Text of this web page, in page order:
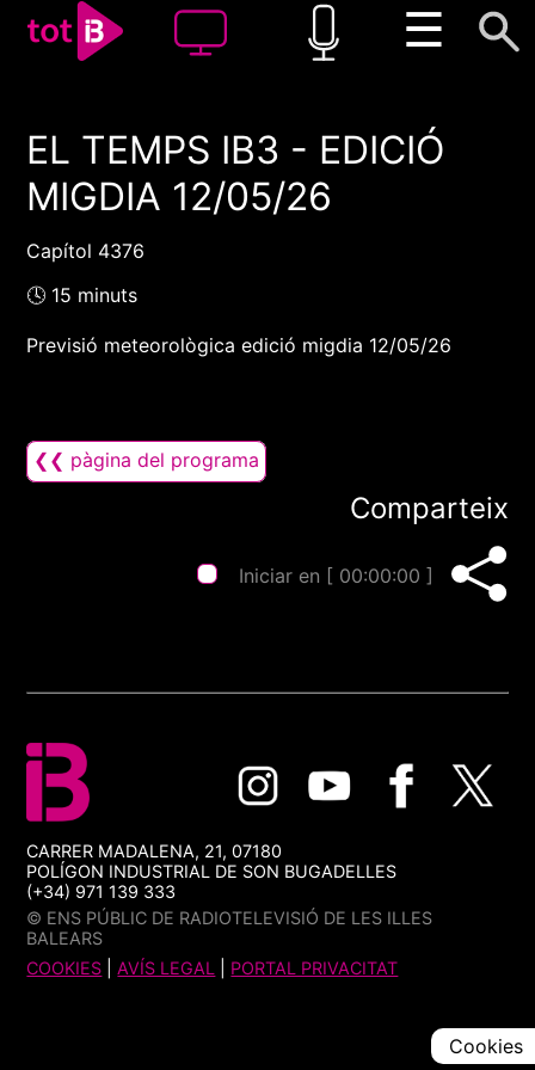
☰
00:00 00:00
1x
EL TEMPS IB3 - EDICIÓ
MIGDIA 12/05/26
Capítol 4376
🕓 15 minuts
Previsió meteorològica edició migdia 12/05/26
❮❮ pàgina del programa
Comparteix
Iniciar en [ 00:00:00 ]
CARRER MADALENA, 21, 07180
POLÍGON INDUSTRIAL DE SON BUGADELLES
(+34) 971 139 333
© ENS PÚBLIC DE RADIOTELEVISIÓ DE LES ILLES
BALEARS
COOKIES |AVÍS LEGAL PORTAL PRIVACITAT
Cookies